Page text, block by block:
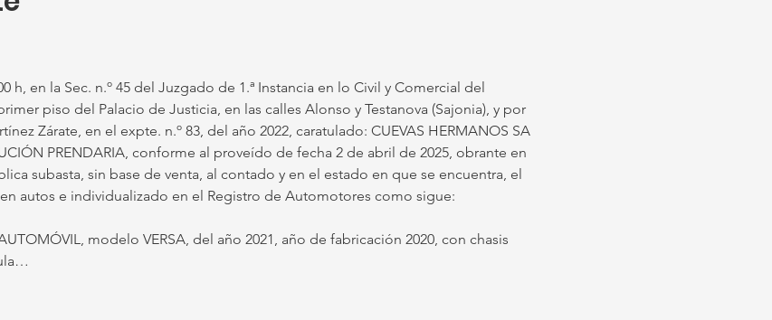
h, en la Sec. n.º 45 del Juzgado de 1.ª Instancia en lo Civil y Comercial del
piso del Palacio de Justicia, en las calles Alonso y Testanova (Sajonia), y por
Zárate, en el expte. n.º 83, del año 2022, caratulado: CUEVAS HERMANOS SA
PRENDARIA, conforme al proveído de fecha 2 de abril de 2025, obrante en
subasta, sin base de venta, al contado y en el estado en que se encuentra, el
autos e individualizado en el Registro de Automotores como sigue:
modelo VERSA, del año 2021, año de fabricación 2020, con chasis